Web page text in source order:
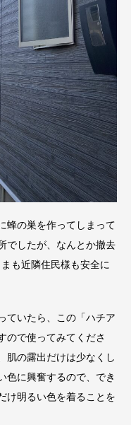
蜂の巣を作ってしまって
でしたが、なんとか撤去
も近隣住民様も安全に
ていたら、この「ハチア
ので使ってみてくださ
肌の露出だけは少なくし
色に興奮するので、でき
け明るい色を着ることを